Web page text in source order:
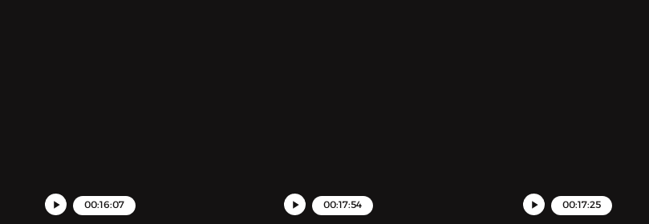
00:16:07 00:17:54 00:17:25